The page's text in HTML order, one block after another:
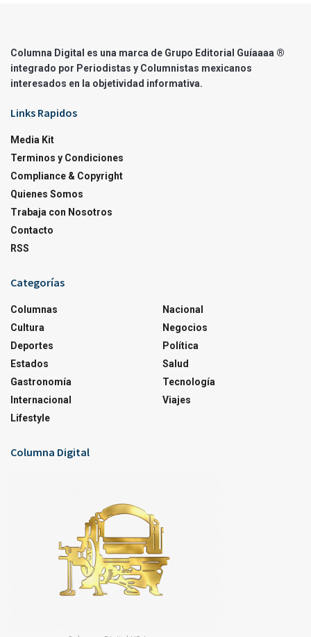
Columna Digital es una marca de Grupo Editorial Guíaaaa ®
integrado por Periodistas y Columnistas mexicanos
interesados en la objetividad informativa.
Links Rapidos
Media Kit
Terminos y Condiciones
Compliance & Copyright
Quienes Somos
Trabaja con Nosotros
Contacto
RSS
Categorías
Columnas
Cultura
Deportes
Estados
Gastronomía
Internacional
Lifestyle
Nacional
Negocios
Política
Salud
Tecnología
Viajes
Columna Digital